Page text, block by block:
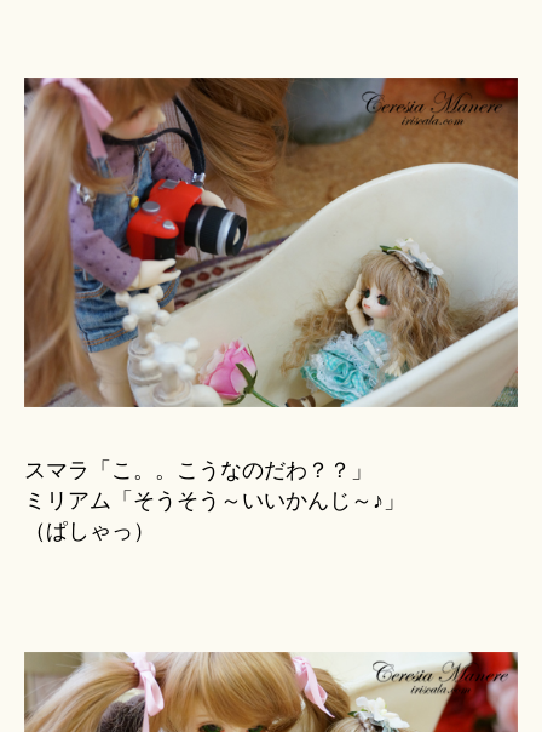
スマラ「こ。。こうなのだわ？？」
ミリアム「そうそう～いいかんじ～♪」
（ぱしゃっ）